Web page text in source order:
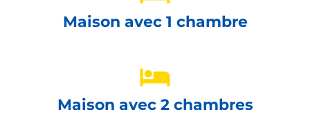
Maison avec 1 chambre
Maison avec 2 chambres